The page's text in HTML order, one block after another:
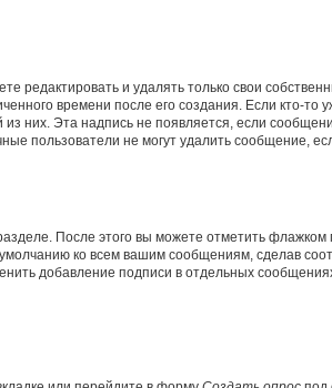
редактировать и удалять только свои
времени после его создания. Если кто-
них. Эта надпись не появляется, если
пользователи не могут удалить сообщение,
После этого вы можете отметить флажком
ко всем вашим сообщениям, сделав
добавление подписи в отдельных